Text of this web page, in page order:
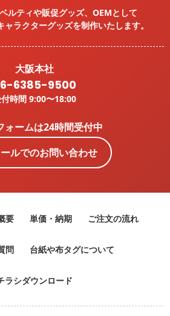
ルティや販促グッズ、OEMとして
ャラクターグッズを制作いたします。
大阪本社
6385-9500
時間 9:00〜18:00
ォームは24時間受付中
ルでのお問い合わせ
要 単価・納期 ご注文の流れ
問 台紙や布タグについて
ラシダウンロード